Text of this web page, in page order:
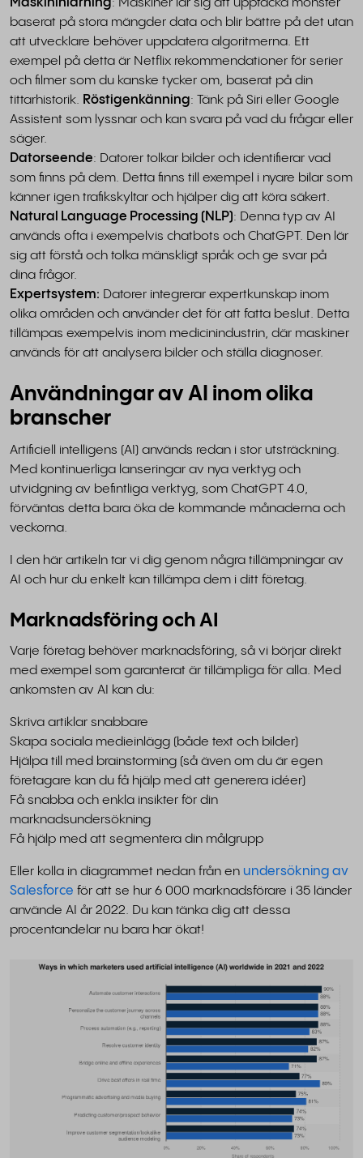
baserat på stora mängder data och blir bättre på det utan
att utvecklare behöver uppdatera algoritmerna. Ett
exempel på detta är Netflix rekommendationer för serier
och filmer som du kanske tycker om, baserat på din
tittarhistorik. Röstigenkänning: Tänk på Siri eller Google
Assistent som lyssnar och kan svara på vad du frågar eller
säger.
Datorseende: Datorer tolkar bilder och identifierar vad
som finns på dem. Detta finns till exempel i nyare bilar som
känner igen trafikskyltar och hjälper dig att köra säkert.
Natural Language Processing (NLP): Denna typ av AI
används ofta i exempelvis chatbots och ChatGPT. Den lär
sig att förstå och tolka mänskligt språk och ge svar på
dina frågor.
Expertsystem: Datorer integrerar expertkunskap inom
olika områden och använder det för att fatta beslut. Detta
tillämpas exempelvis inom medicinindustrin, där maskiner
används för att analysera bilder och ställa diagnoser.
Användningar av AI inom olika
branscher
Artificiell intelligens (AI) används redan i stor utsträckning.
Med kontinuerliga lanseringar av nya verktyg och
utvidgning av befintliga verktyg, som ChatGPT 4.0,
förväntas detta bara öka de kommande månaderna och
veckorna.
I den här artikeln tar vi dig genom några tillämpningar av
AI och hur du enkelt kan tillämpa dem i ditt företag.
Marknadsföring och AI
Varje företag behöver marknadsföring, så vi börjar direkt
med exempel som garanterat är tillämpliga för alla. Med
ankomsten av AI kan du:
Skriva artiklar snabbare
Skapa sociala medieinlägg (både text och bilder)
Hjälpa till med brainstorming (så även om du är egen
företagare kan du få hjälp med att generera idéer)
Få snabba och enkla insikter för din
marknadsundersökning
Få hjälp med att segmentera din målgrupp
Eller kolla in diagrammet nedan från en undersökning av
Salesforce för att se hur 6 000 marknadsförare i 35 länder
använde AI år 2022. Du kan tänka dig att dessa
procentandelar nu bara har ökat!